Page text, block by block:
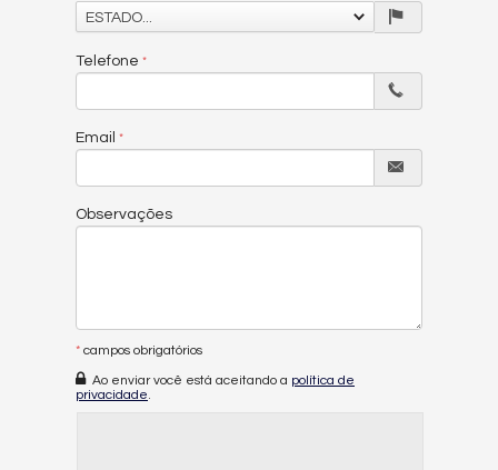
ESTADO...
Telefone
Email
Observações
* campos obrigatórios
Ao enviar você está aceitando a política de
privacidade